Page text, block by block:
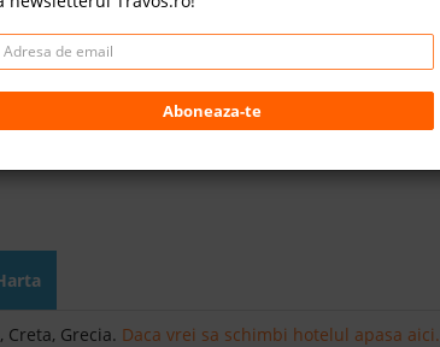
Creta, Grecia. Daca vrei sa schimbi hotelul apasa aici.
Aboneaza-te